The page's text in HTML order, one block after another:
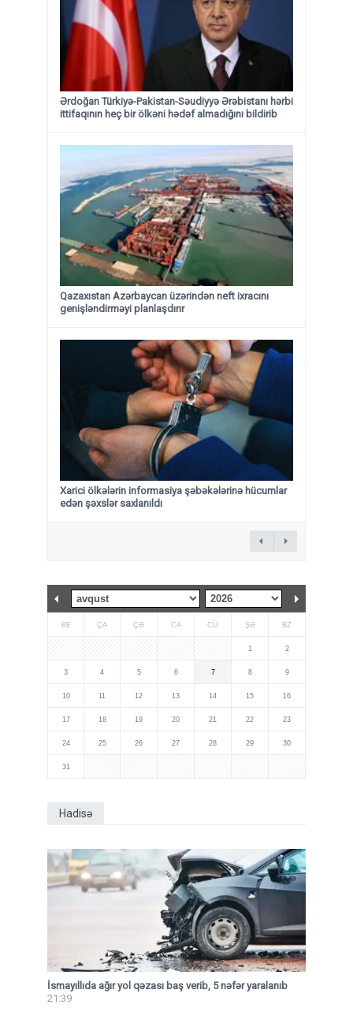
Ərdoğan Türkiyə-Pakistan-Səudiyyə Ərəbistanı hərbi
ittifaqının heç bir ölkəni hədəf almadığını bildirib
Qazaxıstan Azərbaycan üzərindən neft ixracını
genişləndirməyi planlaşdırır
Xarici ölkələrin informasiya şəbəkələrinə hücumlar
edən şəxslər saxlanıldı
BE ÇA ÇƏ CA CÜ ŞƏ BZ
1 2
3 4 5 6 7 8 9
10 11 12 13 14 15 16
17 18 19 20 21 22 23
24 25 26 27 28 29 30
31
Hadisə
İsmayıllıda ağır yol qəzası baş verib, 5 nəfər yaralanıb
21:39